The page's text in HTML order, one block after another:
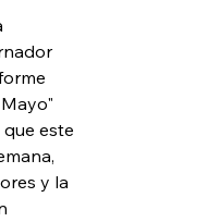
este
y la